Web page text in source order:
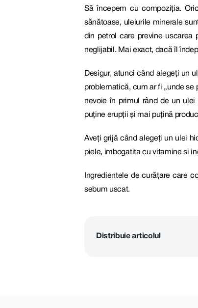
Să începem cu compoziția.
sănătoase, uleiurile minerale
din petrol care previne uscarea
neglijabil. Mai exact, dacă îl
Desigur, atunci când alegeți un
problematică, cum ar fi „unde se
nevoie în primul rând de un
puține erupții și mai puțină
Aveți grijă când alegeți un ulei
piele, imbogatita cu vitamine si
Ingredientele de curățare care
sebum uscat.
Distribuie articolul